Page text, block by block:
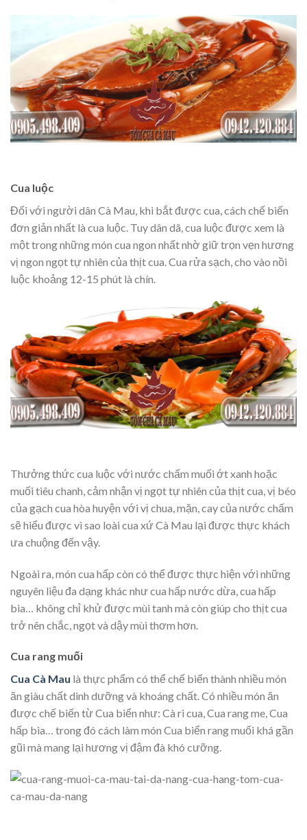
Cua luộc
Đối với người dân Cà Mau, khi bắt được cua, cách chế biến
đơn giản nhất là cua luộc. Tuy dân dã, cua luộc được xem là
một trong những món cua ngon nhất nhờ giữ trọn vẹn hương
vị ngon ngọt tự nhiên của thịt cua. Cua rửa sạch, cho vào nồi
luộc khoảng 12-15 phút là chín.
Thưởng thức cua luộc với nước chấm muối ớt xanh hoặc
muối tiêu chanh, cảm nhận vị ngọt tự nhiên của thịt cua, vị béo
của gạch cua hòa huyện với vị chua, mặn, cay của nước chấm
sẽ hiểu được vì sao loài cua xứ Cà Mau lại được thực khách
ưa chuộng đến vậy.
Ngoài ra, món cua hấp còn có thể được thực hiện với những
nguyên liệu đa dạng khác như cua hấp nước dừa, cua hấp
bia… không chỉ khử được mùi tanh mà còn giúp cho thịt cua
trở nên chắc, ngọt và dậy mùi thơm hơn.
Cua rang muối
Cua Cà Mau là thực phẩm có thể chế biến thành nhiều món
ăn giàu chất dinh dưỡng và khoáng chất. Có nhiều món ăn
được chế biến từ Cua biển như: Cà ri cua, Cua rang me, Cua
hấp bia… trong đó cách làm món Cua biển rang muối khá gần
gũi mà mang lại hương vị đậm đà khó cưỡng.